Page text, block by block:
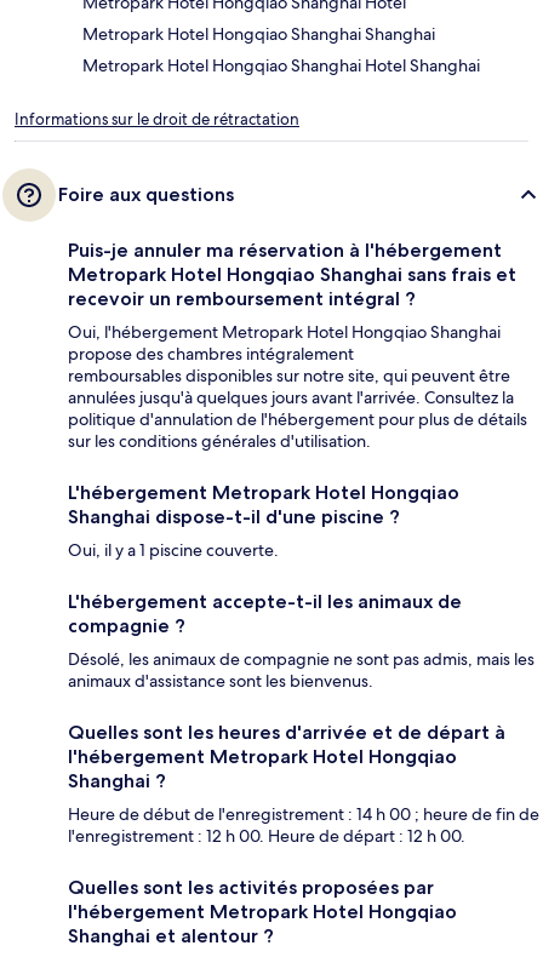
Metropark Hotel Hongqiao Shanghai Shanghai
Metropark Hotel Hongqiao Shanghai Hotel Shanghai
Informations sur le droit de rétractation
Foire aux questions
Puis-je annuler ma réservation à l'hébergement
Metropark Hotel Hongqiao Shanghai sans frais et
recevoir un remboursement intégral ?
Oui, l'hébergement Metropark Hotel Hongqiao Shanghai
propose des chambres intégralement
remboursables disponibles sur notre site, qui peuvent être
annulées jusqu'à quelques jours avant l'arrivée. Consultez la
politique d'annulation de l'hébergement pour plus de détails
sur les conditions générales d'utilisation.
L'hébergement Metropark Hotel Hongqiao
Shanghai dispose-t-il d'une piscine ?
Oui, il y a 1 piscine couverte.
L'hébergement accepte-t-il les animaux de
compagnie ?
Désolé, les animaux de compagnie ne sont pas admis, mais les
animaux d'assistance sont les bienvenus.
Quelles sont les heures d'arrivée et de départ à
l'hébergement Metropark Hotel Hongqiao
Shanghai ?
Heure de début de l'enregistrement : 14 h 00 ; heure de fin de
l'enregistrement : 12 h 00. Heure de départ : 12 h 00.
Quelles sont les activités proposées par
l'hébergement Metropark Hotel Hongqiao
Shanghai et alentour ?